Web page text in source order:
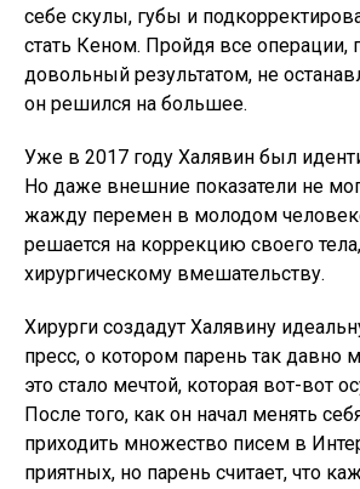
себе скулы, губы и
стать Кеном. Пройдя все операции,
довольный результатом, не
он решился на большее.
Уже в 2017 году Халявин был
Но даже внешние показатели не
жажду перемен в молодом
решается на коррекцию своего
хирургическому вмешательству.
Хирурги создадут Халявину
пресс, о котором парень так давно
это стало мечтой, которая вот-вот
После того, как он начал менять
приходить множество писем в
приятных, но парень считает, что